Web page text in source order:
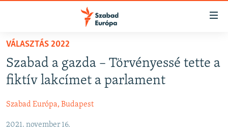
Akadálymentes
Ugrás
fő
oldalra
Ugrás
NAPIRENDEN
AKTUÁLIS
VIDEÓK
ELEMZŐ
VÁLASZTÁS 2022
Szabad a gazda – Törvényessé tette a
fiktív lakcímet a parlament
Szabad Európa, Budapest
2021. november 16.
FELIRATKOZÁS